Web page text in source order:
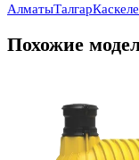
АлматыТалгар
Похожие